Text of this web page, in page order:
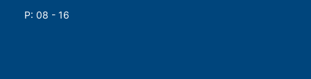
P: 08 - 16